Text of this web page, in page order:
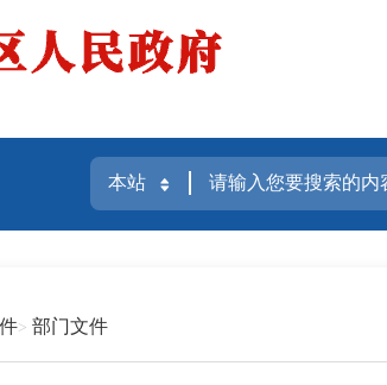
部门文件